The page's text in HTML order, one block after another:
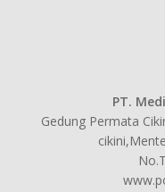
PT.
Gedung Permata